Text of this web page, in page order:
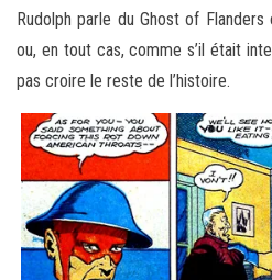
Rudolph parle du Ghost of
ou, en tout cas, comme s’il était
pas croire le reste de l’histoire.